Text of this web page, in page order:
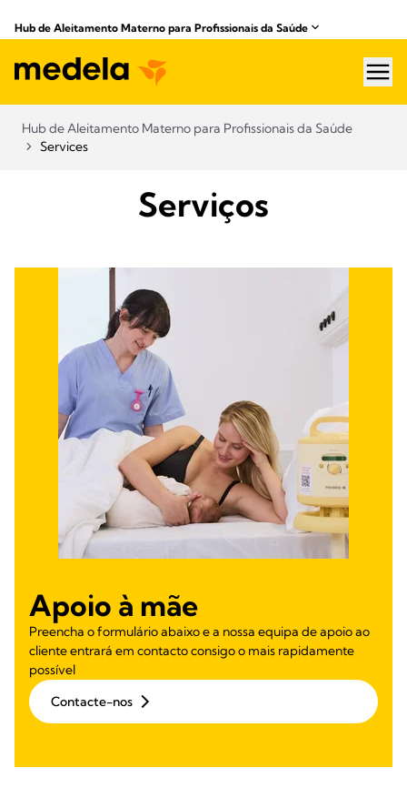
Hub de Aleitamento Materno para Profissionais da Saúde​
Hub de Aleitamento Materno para Profissionais da Saúde​
Services
Serviços
Apoio à mãe
Preencha o formulário abaixo e a nossa equipa de apoio ao
cliente entrará em contacto consigo o mais rapidamente
possível
Contacte-nos